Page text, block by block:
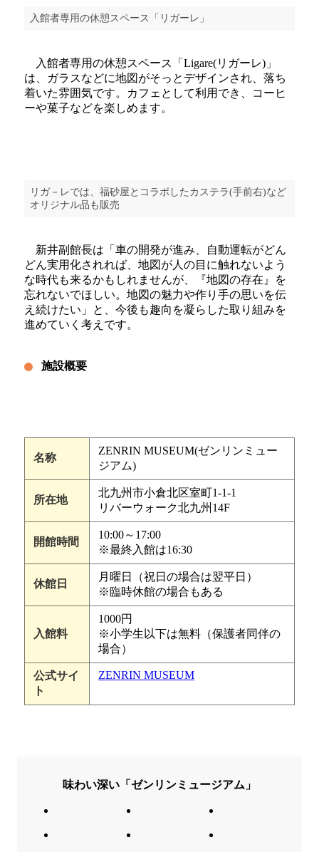
入館者専用の休憩スペース「リガーレ」
入館者専用の休憩スペース「Ligare(リガーレ)」
は、ガラスなどに地図がそっとデザインされ、落ち
着いた雰囲気です。カフェとして利用でき、コーヒ
ーや菓子などを楽しめます。
リガ－レでは、福砂屋とコラボしたカステラ(手前右)など
オリジナル品も販売
新井副館長は「車の開発が進み、自動運転がどん
どん実用化されれば、地図が人の目に触れないよう
な時代も来るかもしれませんが、『地図の存在』を
忘れないでほしい。地図の魅力や作り手の思いを伝
え続けたい」と、今後も趣向を凝らした取り組みを
進めていく考えです。
施設概要
名称
ZENRIN MUSEUM(ゼンリンミュー
ジアム)
所在地
北九州市小倉北区室町1-1-1
リバーウォーク北九州14F
開館時間
10:00～17:00
※最終入館は16:30
休館日
月曜日（祝日の場合は翌平日）
※臨時休館の場合もある
入館料
1000円
※小学生以下は無料（保護者同伴の
場合）
公式サイ
ト
ZENRIN MUSEUM
味わい深い「ゼンリンミュージアム」